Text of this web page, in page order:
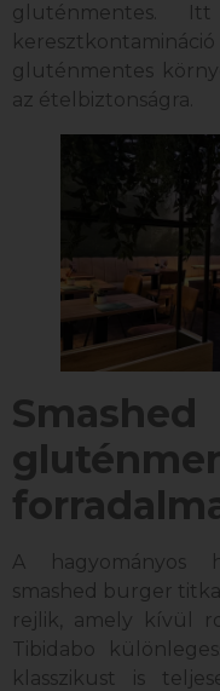
gluténmentes.
gluténmentes
az ételbiztonságra.
A hagyományos
smashed burger
rejlik, amely kívül
Tibidabo
klasszikust is